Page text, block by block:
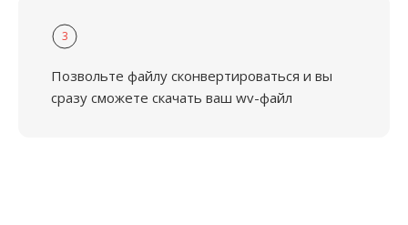
3
Позвольте файлу сконвертироваться и вы
сразу сможете скачать ваш wv-файл